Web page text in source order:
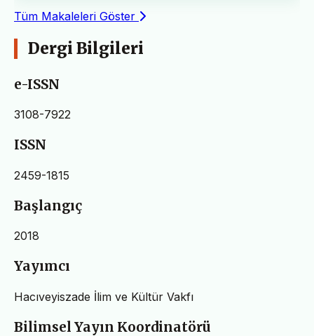
Tüm Makaleleri Göster
Dergi Bilgileri
e-ISSN
3108-7922
ISSN
2459-1815
Başlangıç
2018
Yayımcı
Hacıveyiszade İlim ve Kültür Vakfı
Bilimsel Yayın Koordinatörü